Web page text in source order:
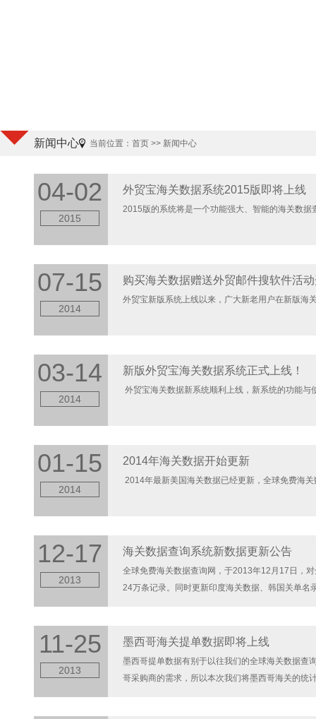
新闻中心 当前位置： 首页 >> 新闻中心
04-02
2015
外贸宝海关数据系统2015版即将上线
2015版的系统将是一个功能强大、智能的海关数
07-15
2014
购买海关数据赠送外贸邮件搜软件活
外贸宝新版系统上线以来，广大新老用户在新版海
03-14
2014
新版外贸宝海关数据系统正式上线！
外贸宝海关数据新系统顺利上线，新系统的功能
01-15
2014
2014年海关数据开始更新
2014年最新美国海关数据已经更新，全球免费海
12-17
2013
海关数据查询系统新数据更新公告
全球免费海关数据查询网，于2013年12月17日，
24万条记录。同时更新印度海关数据、韩国关单名
11-25
2013
墨西哥海关提单数据即将上线
墨西哥提单数据有别于以往我们的全球海关数据查
哥采购商的需求，所以本次我们将墨西哥海关的统